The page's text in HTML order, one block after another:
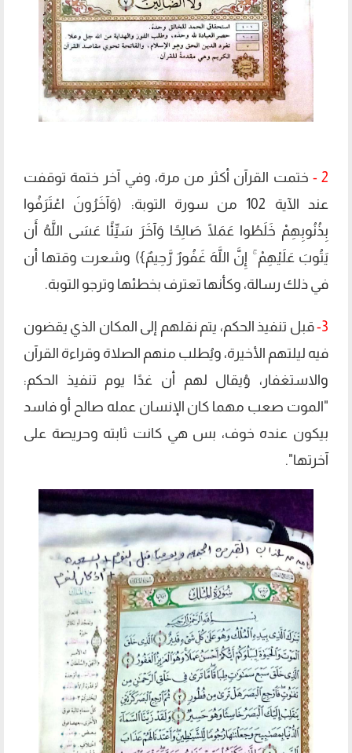
2 -
ختمت القرآن أكثر من مرة، وفي آخر ختمة توقفت
عند الآية 102 من سورة التوبة: (وَآخَرُونَ اعْتَرَفُوا
بِذُنُوبِهِمْ خَلَطُوا عَمَلًا صَالِحًا وَآخَرَ سَيِّئًا عَسَى اللَّهُ أَن
يَتُوبَ عَلَيْهِمْ ۚ إِنَّ اللَّهَ غَفُورٌ رَّحِيمٌ}) وشعرت وقتها أن
في ذلك رسالة، وكأنها تعترف بخطئها وترجو التوبة.
3- قبل تنفيذ الحكم، يتم نقلهم إلى المكان الذي يقضون
فيه ليلتهم الأخيرة، ويُطلب منهم الصلاة وقراءة القرآن
والاستغفار، وُيقال لهم أن غدًا يوم تنفيذ الحكم:
"الموت صعب مهما كان الإنسان عمله صالح أو فاسد
بيكون عنده خوف، بس هي كانت ثابته وحريصة على
آخرتها".